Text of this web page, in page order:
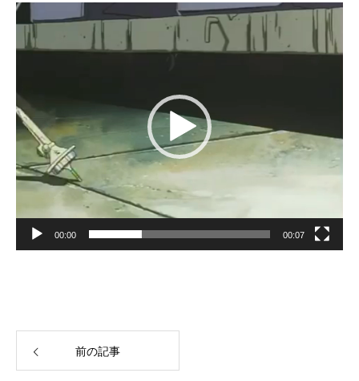
動
画
プ
レ
00:00 00:07
前の記事